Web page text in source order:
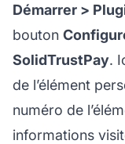
Démarrer >
bouton
SolidTrustPay.
de l’élément
numéro de
informations